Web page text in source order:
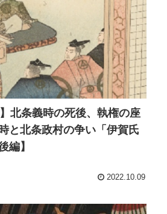
北条義時の死後、執権の座
と北条政村の争い「伊賀氏
編】
2022.10.09